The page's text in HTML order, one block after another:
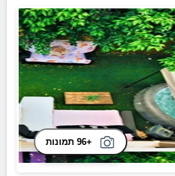
+96 תמונות